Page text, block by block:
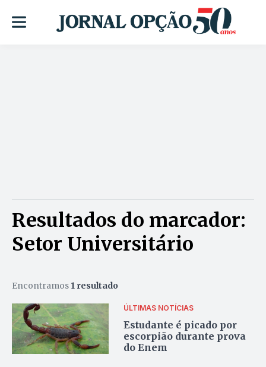
Resultados do marcador:
Setor Universitário
Encontramos 1 resultado
ÚLTIMAS NOTÍCIAS
Estudante é picado por
escorpião durante prova
do Enem